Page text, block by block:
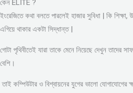
কেন ELITE ?
ইংরেজিতে কথা বলতে পারলেই হাজার সুবিধা | কি শিক্ষা,
এগিয়ে থাকার একটা সিদ্ধান্ত |
গোটা পৃথিবীতেই যারা তাকে মেনে নিয়েছে দেখুন তাদের
বেশি।
তাই কম্পিউটার ও বিশ্বায়নের যুগের ভালো যোগাযোগের